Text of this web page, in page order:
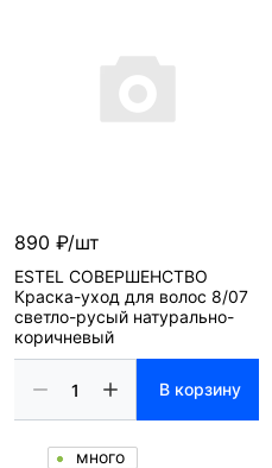
890 ₽/шт
ESTEL СОВЕРШЕНСТВО
Краска-уход для волос 8/07
светло-русый натурально-
коричневый
В корзину
много